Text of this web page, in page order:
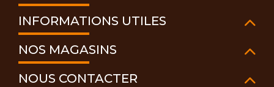
INFORMATIONS UTILES
NOS MAGASINS
NOUS CONTACTER